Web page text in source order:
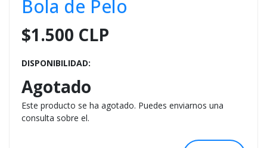
Bola de Pelo
$1.500 CLP
DISPONIBILIDAD:
Agotado
Este producto se ha agotado. Puedes enviarnos una
consulta sobre el.